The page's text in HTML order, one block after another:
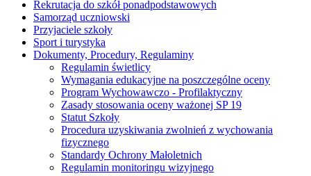
Rekrutacja do szkół ponadpodstawowych
Samorząd uczniowski
Przyjaciele szkoły
Sport i turystyka
Dokumenty, Procedury, Regulaminy
Regulamin świetlicy
Wymagania edukacyjne na poszczególne oceny
Program Wychowawczo - Profilaktyczny
Zasady stosowania oceny ważonej SP 19
Statut Szkoły
Procedura uzyskiwania zwolnień z wychowania
fizycznego
Standardy Ochrony Małoletnich
Regulamin monitoringu wizyjnego